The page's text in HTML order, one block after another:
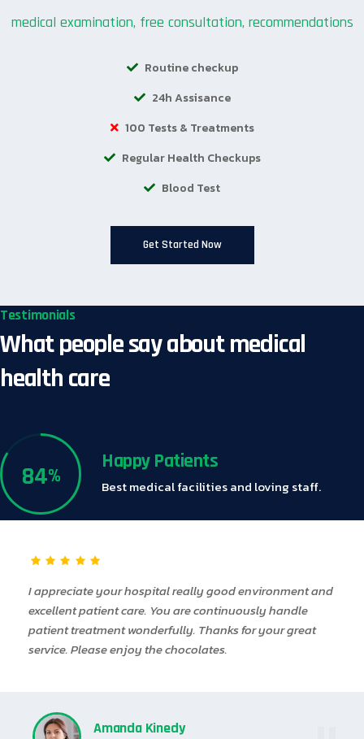
medical examination, free consultation, recommendations
Routine checkup
24h Assisance
100 Tests & Treatments
Regular Health Checkups
Blood Test
Get Started Now
Testimonials
What people say about medical
health care
84%
Happy Patients
Best medical facilities and loving staff.
I appreciate your hospital really good environment and
excellent patient care. You are continuously handle
patient treatment wonderfully. Thanks for your great
service. Please enjoy the chocolates.
Amanda Kinedy